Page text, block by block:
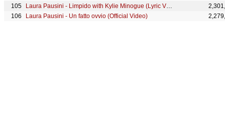
Laura Pausini - Limpido with Kylie Minogue (Lyric Video)
Laura Pausini - Un fatto ovvio (Official Video)